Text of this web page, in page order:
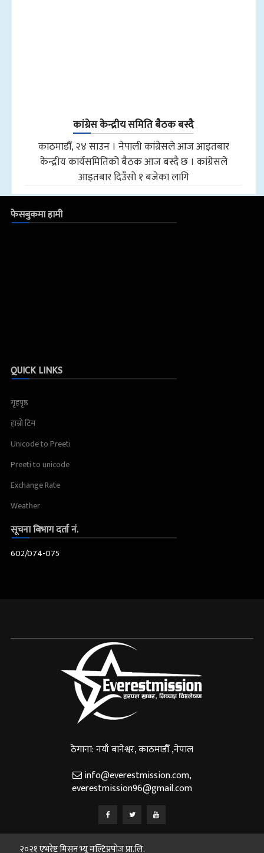
कांग्रेस केन्द्रीय समिति बैठक बस्दै
काठमाडौँ, २४ साउन । नेपाली कांग्रेसले आज आइतबार
केन्द्रीय कार्यसमितिको बैठक आज बस्दै छ । कांग्रेसले
आइतबार दिउँसो १ बजेका लागि
फेसबुकमा हामी
QUICK LINKS
गृहपृष्ठ
हाम्रो टिम
Unicode to Preeti
Preeti to unicode
Exchange Rate
Weather
सूचना बिभाग दर्ता नं.
602/074-075
ठेगाना: नयाँ बानेश्वर, काठमाडौँ ,नेपाल
info@everestmission.com,
everestmission96@gmail.com
२०२१ एभरेष्ट मिसन भ्यू मल्टिप्रपोज प्रा.लि.